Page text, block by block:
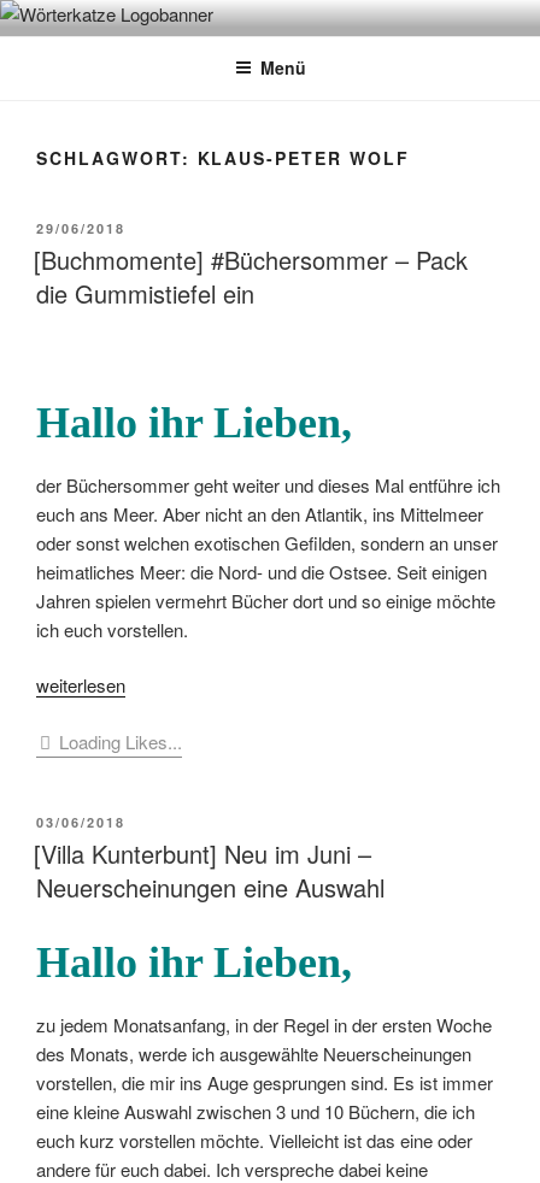
Zum
InhaltWÖRTERKATZE
Von Büchern erzählen
Menü
SCHLAGWORT: KLAUS-PETER WOLF
VERÖFFENTLICHT
AM
29/06/2018
[Buchmomente] #Büchersommer – Pack
die Gummistiefel ein
Hallo ihr Lieben,
der Büchersommer geht weiter und dieses Mal entführe ich
euch ans Meer. Aber nicht an den Atlantik, ins Mittelmeer
oder sonst welchen exotischen Gefilden, sondern an unser
heimatliches Meer: die Nord- und die Ostsee. Seit einigen
Jahren spielen vermehrt Bücher dort und so einige möchte
ich euch vorstellen.
„[Buchmomente]
–
Gummistiefel
ein“
weiterlesen
Loading Likes...
VERÖFFENTLICHT
AM
03/06/2018
[Villa Kunterbunt] Neu im Juni –
Neuerscheinungen eine Auswahl
Hallo ihr Lieben,
zu jedem Monatsanfang, in der Regel in der ersten Woche
des Monats, werde ich ausgewählte Neuerscheinungen
vorstellen, die mir ins Auge gesprungen sind. Es ist immer
eine kleine Auswahl zwischen 3 und 10 Büchern, die ich
euch kurz vorstellen möchte. Vielleicht ist das eine oder
andere für euch dabei. Ich verspreche dabei keine